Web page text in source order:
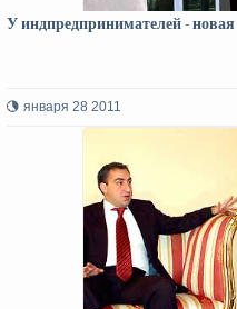
У индпредпринимателей -
января 28 2011